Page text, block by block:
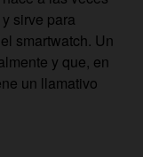
sirve para
smartwatch. Un
y que, en
un llamativo